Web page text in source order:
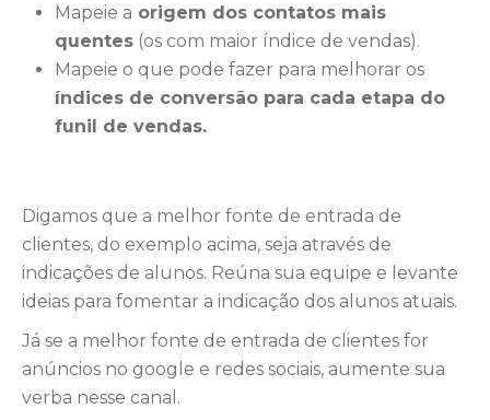
Mapeie a origem dos contatos mais
quentes (os com maior índice de vendas).
Mapeie o que pode fazer para melhorar os
índices de conversão para cada etapa do
funil de vendas.
Digamos que a melhor fonte de entrada de
clientes, do exemplo acima, seja através de
indicações de alunos. Reúna sua equipe e levante
ideias para fomentar a indicação dos alunos atuais.
Já se a melhor fonte de entrada de clientes for
anúncios no google e redes sociais, aumente sua
verba nesse canal.